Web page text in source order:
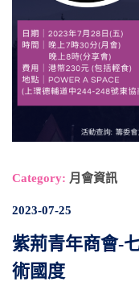
Category: 月會資訊
2023-07-25
紫荊青年商會-
術國度